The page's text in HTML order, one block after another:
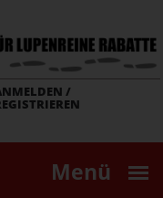
/
Menü